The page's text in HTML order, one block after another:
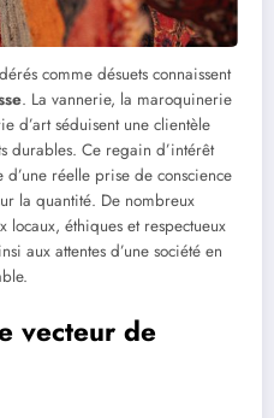
comme désuets connaissent
. La vannerie, la maroquinerie
d’art séduisent une clientèle
durables. Ce regain d’intérêt
d’une réelle prise de conscience
la quantité. De nombreux
locaux, éthiques et respectueux
aux attentes d’une société en
vecteur de